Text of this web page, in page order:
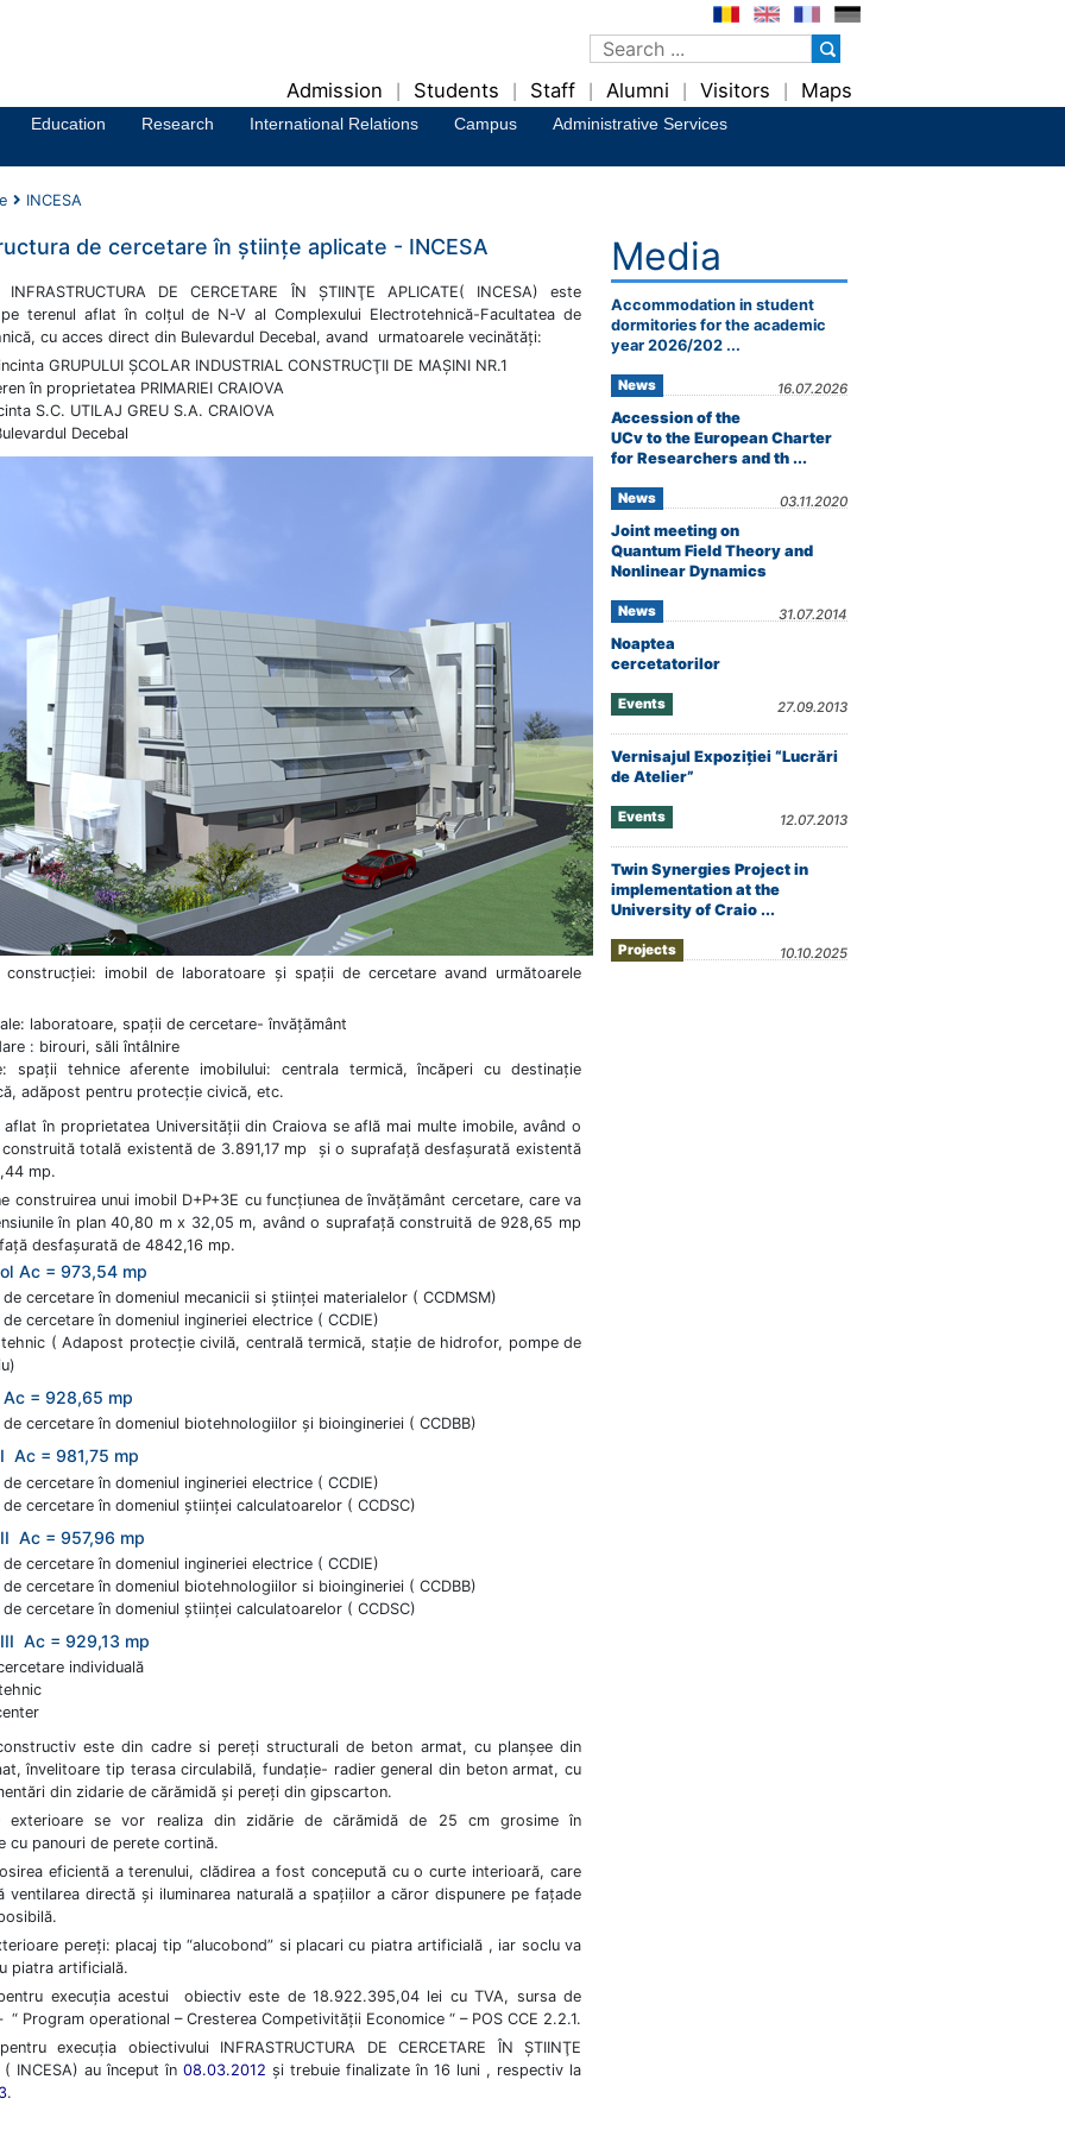
Admission Students Staff Alumni Visitors Maps
Education Research International Relations Campus Administrative Services
INCESA
de cercetare în ştiinţe aplicate - INCESA
INFRASTRUCTURA DE CERCETARE ÎN ŞTIINŢE APLICATE( INCESA) este
terenul aflat în colţul de N-V al Complexului Electrotehnică-Facultatea de
cu acces direct din Bulevardul Decebal, avand urmatoarele vecinătăţi:
GRUPULUI ŞCOLAR INDUSTRIAL CONSTRUCŢII DE MAŞINI NR.1
în proprietatea PRIMARIEI CRAIOVA
S.C. UTILAJ GREU S.A. CRAIOVA
Decebal
construcţiei: imobil de laboratoare şi spaţii de cercetare avand următoarele
laboratoare, spaţii de cercetare- învăţământ
: birouri, săli întâlnire
spaţii tehnice aferente imobilului: centrala termică, încăperi cu destinaţie
adăpost pentru protecţie civică, etc.
aflat în proprietatea Universităţii din Craiova se află mai multe imobile, având o
totală existentă de 3.891,17 mp şi o suprafaţă desfaşurată existentă
mp.
construirea unui imobil D+P+3E cu funcţiunea de învăţământ cercetare, care va
în plan 40,80 m x 32,05 m, având o suprafaţă construită de 928,65 mp
desfaşurată de 4842,16 mp.
Ac = 973,54 mp
de cercetare în domeniul mecanicii si ştiinţei materialelor ( CCDMSM)
cercetare în domeniul ingineriei electrice ( CCDIE)
tehnic ( Adapost protecţie civilă, centrală termică, staţie de hidrofor, pompe de
Ac = 928,65 mp
de cercetare în domeniul biotehnologiilor şi bioingineriei ( CCDBB)
Ac = 981,75 mp
cercetare în domeniul ingineriei electrice ( CCDIE)
de cercetare în domeniul ştiinţei calculatoarelor ( CCDSC)
Ac = 957,96 mp
cercetare în domeniul ingineriei electrice ( CCDIE)
de cercetare în domeniul biotehnologiilor si bioingineriei ( CCDBB)
de cercetare în domeniul ştiinţei calculatoarelor ( CCDSC)
Ac = 929,13 mp
individuală
este din cadre si pereţi structurali de beton armat, cu planşee din
învelitoare tip terasa circulabilă, fundaţie- radier general din beton armat, cu
din zidarie de cărămidă şi pereţi din gipscarton.
exterioare se vor realiza din zidărie de cărămidă de 25 cm grosime în
cu panouri de perete cortină.
eficientă a terenului, clădirea a fost concepută cu o curte interioară, care
ventilarea directă şi iluminarea naturală a spaţiilor a căror dispunere pe faţade
pereţi: placaj tip “alucobond” si placari cu piatra artificială , iar soclu va
piatra artificială.
execuţia acestui obiectiv este de 18.922.395,04 lei cu TVA, sursa de
“ Program operational – Cresterea Competivităţii Economice “ – POS CCE 2.2.1.
execuţia obiectivului INFRASTRUCTURA DE CERCETARE ÎN ŞTIINŢE
( INCESA) au început în 08.03.2012 şi trebuie finalizate în 16 luni , respectiv la
.
Media
Accommodation in student
dormitories for the academic
year 2026/202 ...
News 16.07.2026
Accession of the
UCv to the European Charter
for Researchers and th ...
News 03.11.2020
Joint meeting on
Quantum Field Theory and
Nonlinear Dynamics
News 31.07.2014
Noaptea
cercetatorilor
Events 27.09.2013
Vernisajul Expoziţiei “Lucrări
de Atelier”
Events 12.07.2013
Twin Synergies Project in
implementation at the
University of Craio ...
Projects 10.10.2025